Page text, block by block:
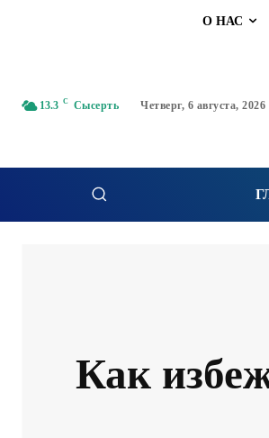
О НАС
13.3 C Сысерть Четверг, 6 августа, 2026
Как